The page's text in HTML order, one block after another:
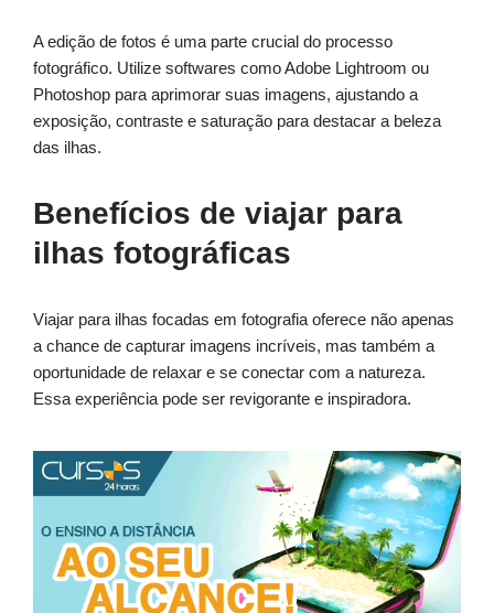
A edição de fotos é uma parte crucial do processo
fotográfico. Utilize softwares como Adobe Lightroom ou
Photoshop para aprimorar suas imagens, ajustando a
exposição, contraste e saturação para destacar a beleza
das ilhas.
Benefícios de viajar para
ilhas fotográficas
Viajar para ilhas focadas em fotografia oferece não apenas
a chance de capturar imagens incríveis, mas também a
oportunidade de relaxar e se conectar com a natureza.
Essa experiência pode ser revigorante e inspiradora.